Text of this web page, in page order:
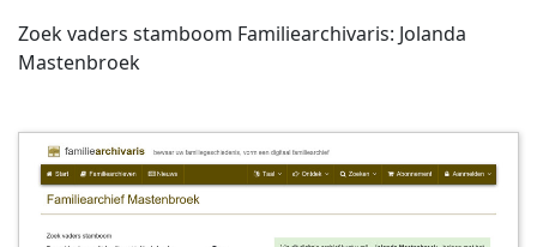
Zoek vaders stamboom Familiearchivaris: Jolanda
Mastenbroek